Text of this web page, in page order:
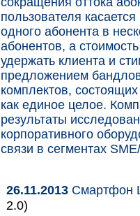
пользователя
одного абонента в
абонентов, а
удержать клиента и
предложением бандлов
комплектов,
как единое целое.
результаты
корпоративного
связи в сегментах
26.11.2013 Смартфон
2.0)